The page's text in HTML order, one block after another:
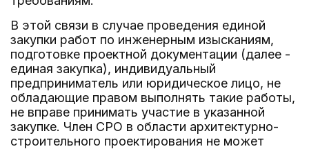
В этой связи в случае проведения единой
закупки работ по инженерным изысканиям,
подготовке проектной документации (далее -
единая закупка), индивидуальный
предприниматель или юридическое лицо, не
обладающие правом выполнять такие работы,
не вправе принимать участие в указанной
закупке. Член СРО в области архитектурно-
строительного проектирования не может